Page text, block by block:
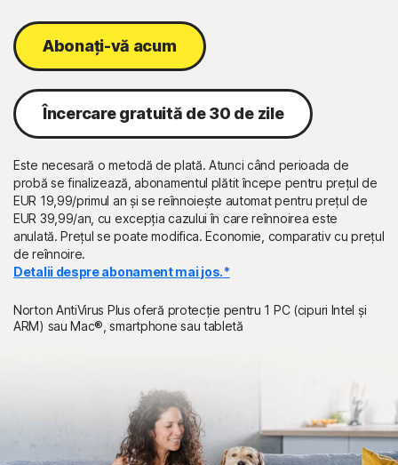
Abonați-vă acum
Încercare gratuită de 30 de zile
Este necesară o metodă de plată. Atunci când perioada de
probă se finalizează, abonamentul plătit începe pentru prețul de
EUR 19,99/primul an și se reînnoiește automat pentru prețul de
EUR 39,99/an, cu excepția cazului în care reînnoirea este
anulată. Prețul se poate modifica. Economie, comparativ cu prețul
de reînnoire.
Detalii despre abonament mai jos.*
Norton AntiVirus Plus oferă protecție pentru 1 PC (cipuri Intel și
ARM) sau Mac®, smartphone sau tabletă